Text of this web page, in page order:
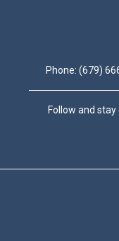
Phone: (679)
Follow and